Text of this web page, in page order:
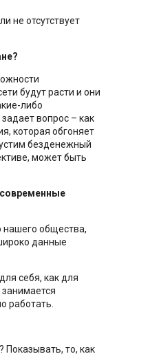
не отсутствует
будут расти и они
либо
вопрос – как
которая обгоняет
безденежный
может быть
нашего общества,
данные
себя, как для
работать.
то, как